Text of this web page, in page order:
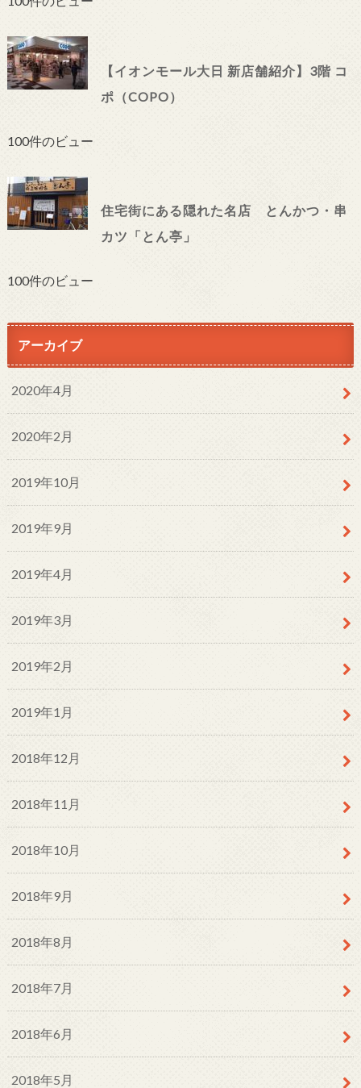
【イオンモール大日 新店舗紹介】3階 コ
ポ（COPO）
100件のビュー
住宅街にある隠れた名店 とんかつ・串
カツ「とん亭」
100件のビュー
アーカイブ
2020年4月
2020年2月
2019年10月
2019年9月
2019年4月
2019年3月
2019年2月
2019年1月
2018年12月
2018年11月
2018年10月
2018年9月
2018年8月
2018年7月
2018年6月
2018年5月